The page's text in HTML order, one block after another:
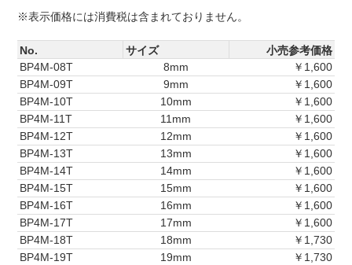
※表示価格には消費税は含まれておりません。
No. サイズ
小売参考価格
BP4M-08T
8mm
￥1,600
BP4M-09T
9mm
￥1,600
BP4M-10T
10mm
￥1,600
BP4M-11T
11mm
￥1,600
BP4M-12T
12mm
￥1,600
BP4M-13T
13mm
￥1,600
BP4M-14T
14mm
￥1,600
BP4M-15T
15mm
￥1,600
BP4M-16T
16mm
￥1,600
BP4M-17T
17mm
￥1,600
BP4M-18T
18mm
￥1,730
BP4M-19T
19mm
￥1,730